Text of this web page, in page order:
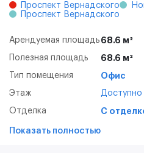
Проспект Вернадского
Проспект Вернадского
Арендуемая площадь 68.6 м²
Полезная площадь 68.6 м²
Тип помещения Офис
Этаж
Отделка С
Показать полностью